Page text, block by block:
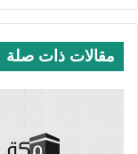
مقالات ذات صلة